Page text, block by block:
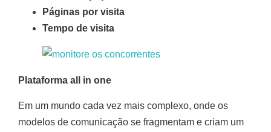
Páginas por visita
Tempo de visita
Plataforma all in one
Em um mundo cada vez mais complexo, onde os
modelos de comunicação se fragmentam e criam um